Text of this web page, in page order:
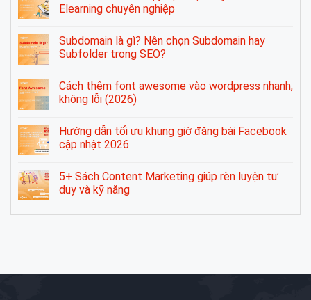
Elearning chuyên nghiệp
Subdomain là gì? Nên chọn Subdomain hay
Subfolder trong SEO?
Cách thêm font awesome vào wordpress nhanh,
không lỗi (2026)
Hướng dẫn tối ưu khung giờ đăng bài Facebook
cập nhật 2026
5+ Sách Content Marketing giúp rèn luyện tư
duy và kỹ năng